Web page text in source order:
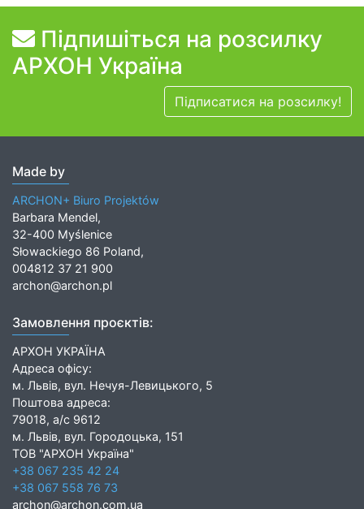
Підпишіться на розсилку
АРХОН Україна
Підписатися на розсилку!
Made by
ARCHON+ Biuro Projektów
Barbara Mendel,
32-400 Myślenice
Słowackiego 86 Poland,
004812 37 21 900
archon@archon.pl
Замовлення проєктів:
АРХОН УКРАЇНА
Адреса офісу:
м. Львів, вул. Нечуя-Левицького, 5
Поштова адреса:
79018, а/с 9612
м. Львів, вул. Городоцька, 151
ТОВ "АРХОН Україна"
+38 067 235 42 24
+38 067 558 76 73
archon@archon.com.ua